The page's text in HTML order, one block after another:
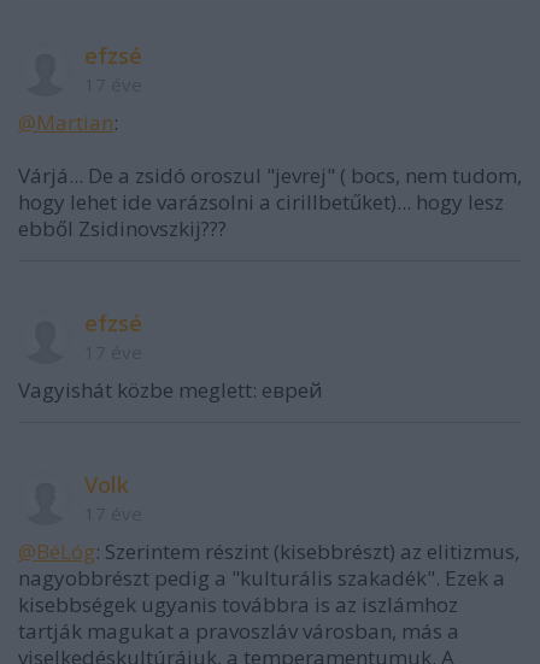
efzsé
@Martian:
Várjá... De a zsidó oroszul "jevrej" ( bocs, nem tudom,
hogy lehet ide varázsolni a cirillbetűket)... hogy lesz
ebből Zsidinovszkij???
efzsé
Vagyishát közbe meglett: eврей
Volk
@BéLóg: Szerintem részint (kisebbrészt) az elitizmus,
nagyobbrészt pedig a "kulturális szakadék". Ezek a
kisebbségek ugyanis továbbra is az iszlámhoz
tartják magukat a pravoszláv városban, más a
viselkedéskultúrájuk, a temperamentumuk. A